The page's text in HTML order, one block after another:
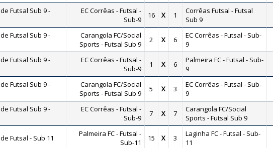
Futsal Sub 9 -
EC Corrêas - Futsal -
Sub-9
16 X 1
Corrêas Futsal - Futsal
Sub 9
Futsal Sub 9 -
Carangola FC/Social
Sports - Futsal Sub 9
2 X 6
EC Corrêas - Futsal - Sub-
9
Futsal Sub 9 -
EC Corrêas - Futsal -
Sub-9
1 X 6
Palmeira FC - Futsal - Sub-
9
Futsal Sub 9 -
Carangola FC/Social
Sports - Futsal Sub 9
5 X 3
EC Corrêas - Futsal - Sub-
9
Futsal Sub 9 -
EC Corrêas - Futsal -
Sub-9
7 X 7
Carangola FC/Social
Sports - Futsal Sub 9
Futsal - Sub 11
Palmeira FC - Futsal -
Sub-11
15 X 3
Laginha FC - Futsal - Sub-
11